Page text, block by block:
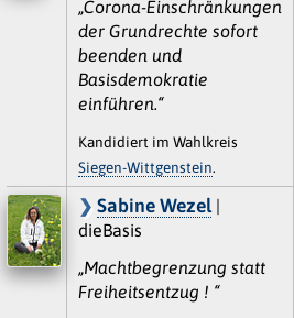
„Corona-Einschränkungen
der Grundrechte sofort
beenden und
Basisdemokratie
einführen.“
Kandidiert im Wahlkreis
Siegen-Wittgenstein.
Sabine Wezel |
dieBasis
„Machtbegrenzung statt
Freiheitsentzug ! “